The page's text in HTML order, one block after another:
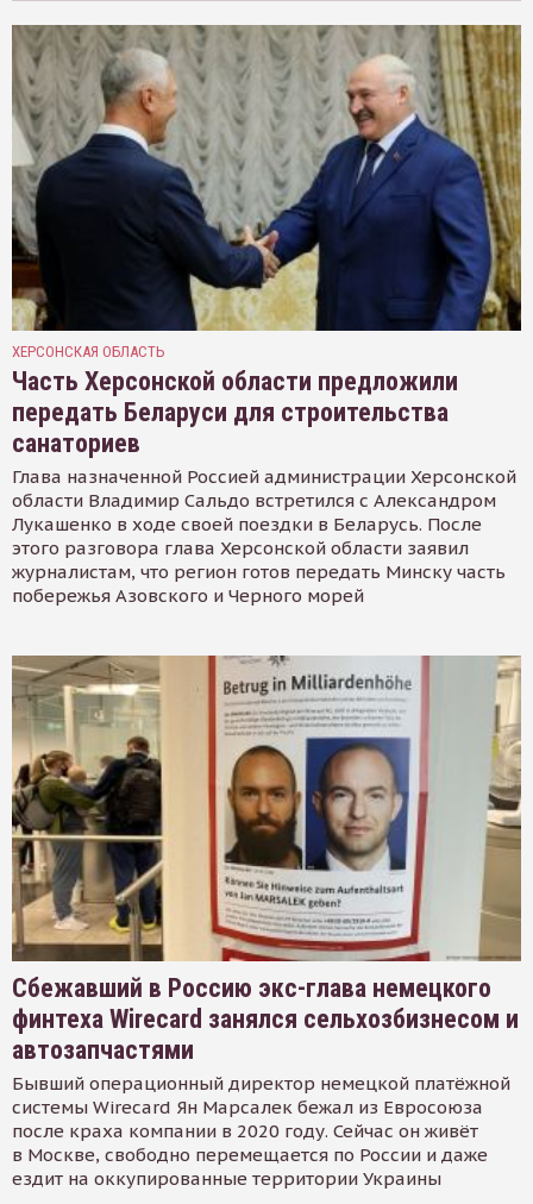
ХЕРСОНСКАЯ ОБЛАСТЬ
Часть Херсонской области предложили
передать Беларуси для строительства
санаториев
Глава назначенной Россией администрации Херсонской
области Владимир Сальдо встретился с Александром
Лукашенко в ходе своей поездки в Беларусь. После
этого разговора глава Херсонской области заявил
журналистам, что регион готов передать Минску часть
побережья Азовского и Черного морей
Сбежавший в Россию экс-глава немецкого
финтеха Wirecard занялся сельхозбизнесом и
автозапчастями
Бывший операционный директор немецкой платёжной
системы Wirecard Ян Марсалек бежал из Евросоюза
после краха компании в 2020 году. Сейчас он живёт
в Москве, свободно перемещается по России и даже
ездит на оккупированные территории Украины